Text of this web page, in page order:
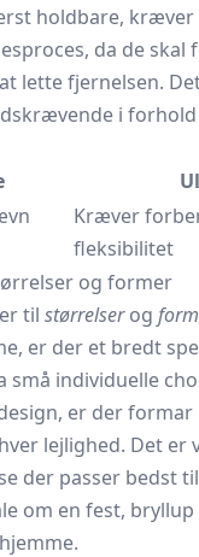
holdbare,
da de skal
lette fjernelsen.
i
Kræver
fleksibilitet
og former
til størrelserog
er der et bredt
små individuelle
er der
lejlighed. Det er
der passer bedst
om en fest,